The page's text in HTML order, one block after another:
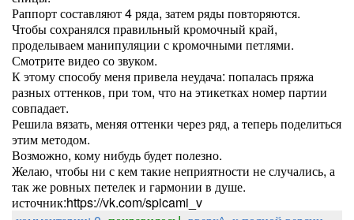
Раппорт составляют 4 ряда, затем ряды повторяются.
Чтобы сохранялся правильный кромочный край,
проделываем манипуляции с кромочными петлями.
Смотрите видео со звуком.
К этому способу меня привела неудача: попалась пряжа
разных оттенков, при том, что на этикетках номер партии
совпадает.
Решила вязать, меняя оттенки через ряд, а теперь поделиться
этим методом.
Возможно, кому нибудь будет полезно.
Желаю, чтобы ни с кем такие неприятности не случались, а
так же ровных петелек и гармонии в душе.
источник:https://vk.com/spicami_v